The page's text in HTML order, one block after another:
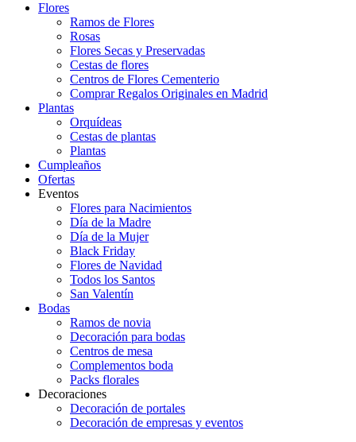
Flores
Ramos de Flores
Rosas
Flores Secas y Preservadas
Cestas de flores
Centros de Flores Cementerio
Comprar Regalos Originales en Madrid
Plantas
Orquídeas
Cestas de plantas
Plantas
Cumpleaños
Ofertas
Eventos
Flores para Nacimientos
Día de la Madre
Día de la Mujer
Black Friday
Flores de Navidad
Todos los Santos
San Valentín
Bodas
Ramos de novia
Decoración para bodas
Centros de mesa
Complementos boda
Packs florales
Decoraciones
Decoración de portales
Decoración de empresas y eventos